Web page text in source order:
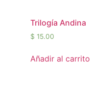
Trilogía Andina
$ 15.00
Añadir al carrito